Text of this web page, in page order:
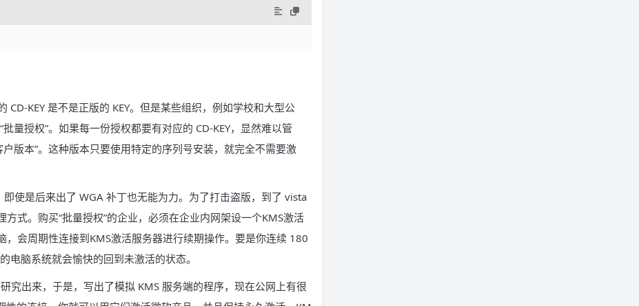
KEY 是不是正版的 KEY。但是某些组织，例如学校和大型公
量授权”。如果每一份授权都要有对应的 CD-KEY，显然难以管
版本”。这种版本只要使用特定的序列号安装，就完全不需要激
使是后来出了 WGA 补丁也无能为力。为了打击盗版，到了 vista
式。购买“批量授权”的企业，必须在企业内网架设一个KMS激活
会周期性连接到KMS激活服务器进行续期操作。要是你连续 180
电脑系统就会愉快的回到未激活的状态。
究出来，于是，写出了模拟 KMS 服务端的程序，现在公网上有很